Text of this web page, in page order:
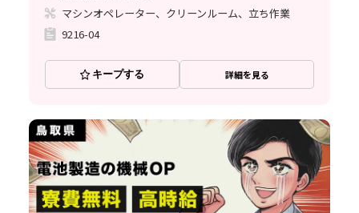
マシンオペレーター、クリーンルーム、立ち作業
9216-04
キープする 詳細を見る